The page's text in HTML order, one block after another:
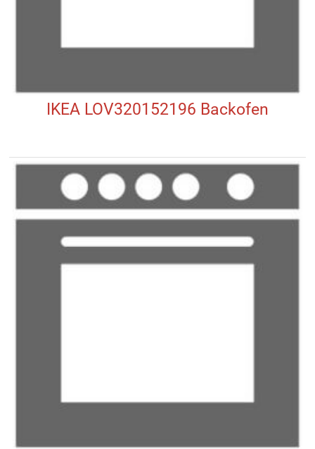
IKEA LOV320152196 Backofen